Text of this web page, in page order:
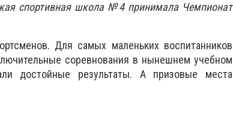
спортивная школа №4 принимала Чемпионат
Для самых маленьких воспитанников
соревнования в нынешнем учебном
достойные результаты. А призовые места